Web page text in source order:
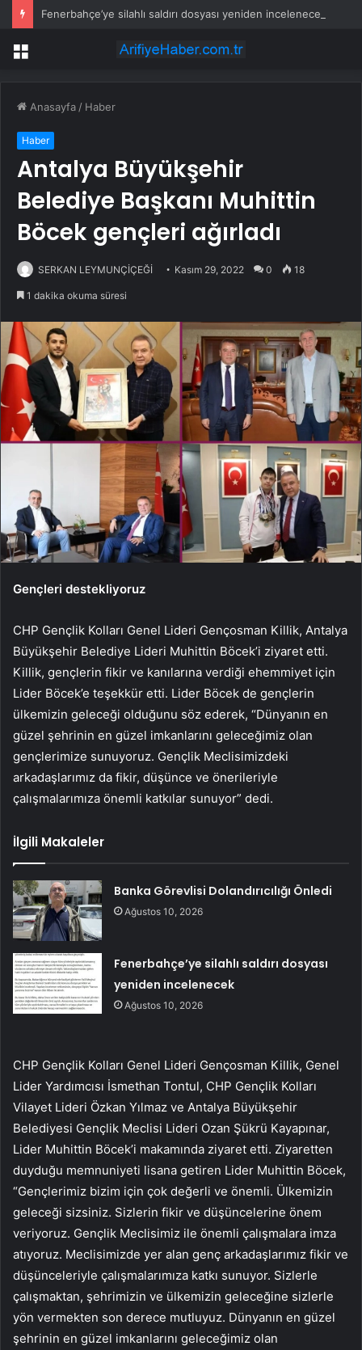
Fenerbahçe’ye silahlı saldırı dosyası yeniden incelenecek
Menü
Anasayfa / Haber
Haber
Antalya Büyükşehir
Belediye Başkanı Muhittin
Böcek gençleri ağırladı
SERKAN LEYMUNÇİÇEĞİ Kasım 29, 2022 0 18
1 dakika okuma süresi
Gençleri destekliyoruz
CHP Gençlik Kolları Genel Lideri Gençosman Killik, Antalya
Büyükşehir Belediye Lideri Muhittin Böcek’i ziyaret etti.
Killik, gençlerin fikir ve kanılarına verdiği ehemmiyet için
Lider Böcek’e teşekkür etti. Lider Böcek de gençlerin
ülkemizin geleceği olduğunu söz ederek, “Dünyanın en
güzel şehrinin en güzel imkanlarını geleceğimiz olan
gençlerimize sunuyoruz. Gençlik Meclisimizdeki
arkadaşlarımız da fikir, düşünce ve önerileriyle
çalışmalarımıza önemli katkılar sunuyor” dedi.
İlgili Makaleler
Banka Görevlisi Dolandırıcılığı Önledi
Ağustos 10, 2026
Fenerbahçe’ye silahlı saldırı dosyası
yeniden incelenecek
Ağustos 10, 2026
CHP Gençlik Kolları Genel Lideri Gençosman Killik, Genel
Lider Yardımcısı İsmethan Tontul, CHP Gençlik Kolları
Vilayet Lideri Özkan Yılmaz ve Antalya Büyükşehir
Belediyesi Gençlik Meclisi Lideri Ozan Şükrü Kayapınar,
Lider Muhittin Böcek’i makamında ziyaret etti. Ziyaretten
duyduğu memnuniyeti lisana getiren Lider Muhittin Böcek,
“Gençlerimiz bizim için çok değerli ve önemli. Ülkemizin
geleceği sizsiniz. Sizlerin fikir ve düşüncelerine önem
veriyoruz. Gençlik Meclisimiz ile önemli çalışmalara imza
atıyoruz. Meclisimizde yer alan genç arkadaşlarımız fikir ve
düşünceleriyle çalışmalarımıza katkı sunuyor. Sizlerle
çalışmaktan, şehrimizin ve ülkemizin geleceğine sizlerle
yön vermekten son derece mutluyuz. Dünyanın en güzel
şehrinin en güzel imkanlarını geleceğimiz olan